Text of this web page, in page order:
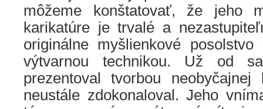
môžeme konštatovať, že jeho
karikatúre je trvalé a
originálne myšlienkové posolstvo
výtvarnou technikou. Už od
prezentoval tvorbou
neustále zdokonaloval. Jeho